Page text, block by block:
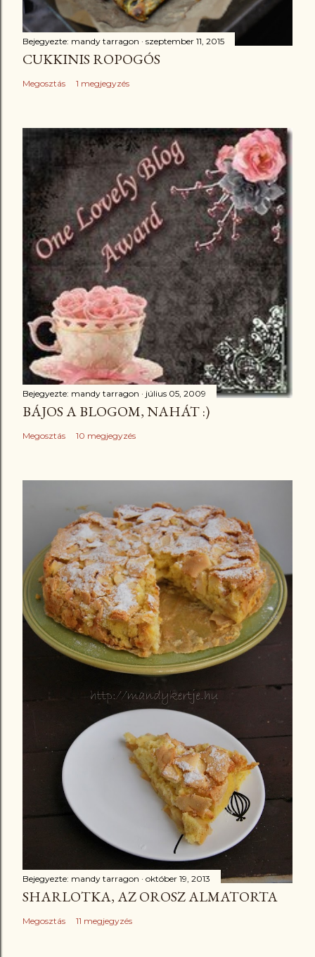
Bejegyezte: mandy tarragon szeptember 11, 2015
CUKKINIS ROPOGÓS
Megosztás 1 megjegyzés
Bejegyezte: mandy tarragon július 05, 2009
BÁJOS A BLOGOM, NAHÁT :)
Megosztás 10 megjegyzés
Bejegyezte: mandy tarragon október 19, 2013
SHARLOTKA, AZ OROSZ ALMATORTA
Megosztás 11 megjegyzés